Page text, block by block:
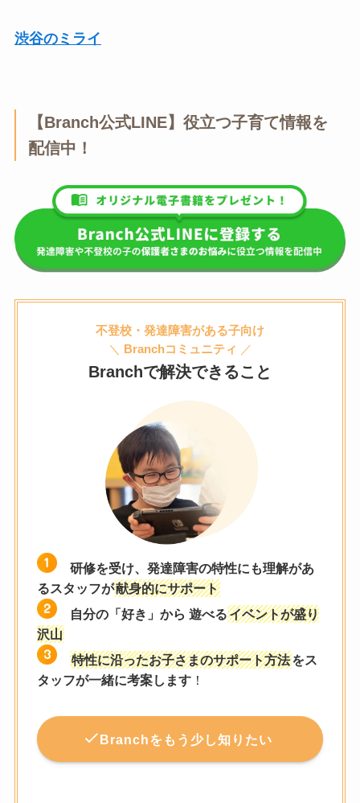
渋谷のミライ
【Branch公式LINE】役立つ子育て情報を
配信中！
不登校・発達障害がある子向け
＼
Branchコミュニティ ／
Branchで解決できること
研修を受け、発達障害の特性にも理解があ
るスタッフが献身的にサポート
自分の「好き」から 遊べるイベントが盛り
沢山
特性に沿ったお子さまのサポート方法をス
タッフが一緒に考案します ！
Branchをもう少し知りたい